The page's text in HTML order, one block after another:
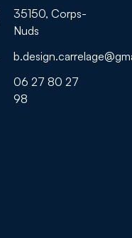
35150, Corps-
Nuds
06 27 80 27
98